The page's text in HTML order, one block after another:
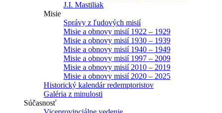
J.I. Mastiliak
Misie
Správy z ľudových misií
Misie a obnovy misií 1922 – 1929
Misie a obnovy misií 1930 – 1939
Misie a obnovy misií 1940 – 1949
Misie a obnovy misií 1997 – 2009
Misie a obnovy misií 2010 – 2019
Misie a obnovy misií 2020 – 2025
Historický kalendár redemptoristov
Galéria z minulosti
Súčasnosť